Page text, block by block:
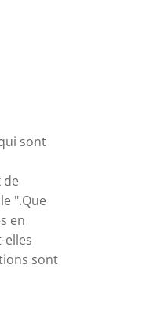
sont
".Que
en
elles
sont